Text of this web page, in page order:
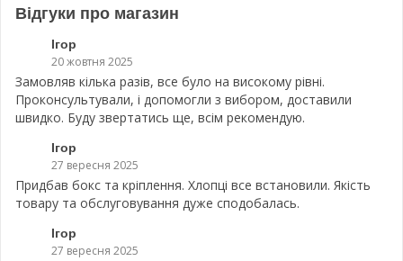
Відгуки про магазин
Ігор
20 жовтня 2025
Замовляв кілька разів, все було на високому рівні.
Проконсультували, і допомогли з вибором, доставили
швидко. Буду звертатись ще, всім рекомендую.
Ігор
27 вересня 2025
Придбав бокс та кріплення. Хлопці все встановили. Якість
товару та обслуговування дуже сподобалась.
Ігор
27 вересня 2025